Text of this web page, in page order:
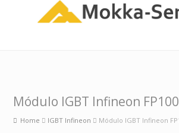
Módulo IGBT Infineon
Home IGBT Infineon Módulo IGBT Infineon